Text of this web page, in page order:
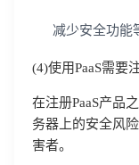
减少安全功能
(4)使用PaaS需要
在注册PaaS产品
务器上的安全风
害者。